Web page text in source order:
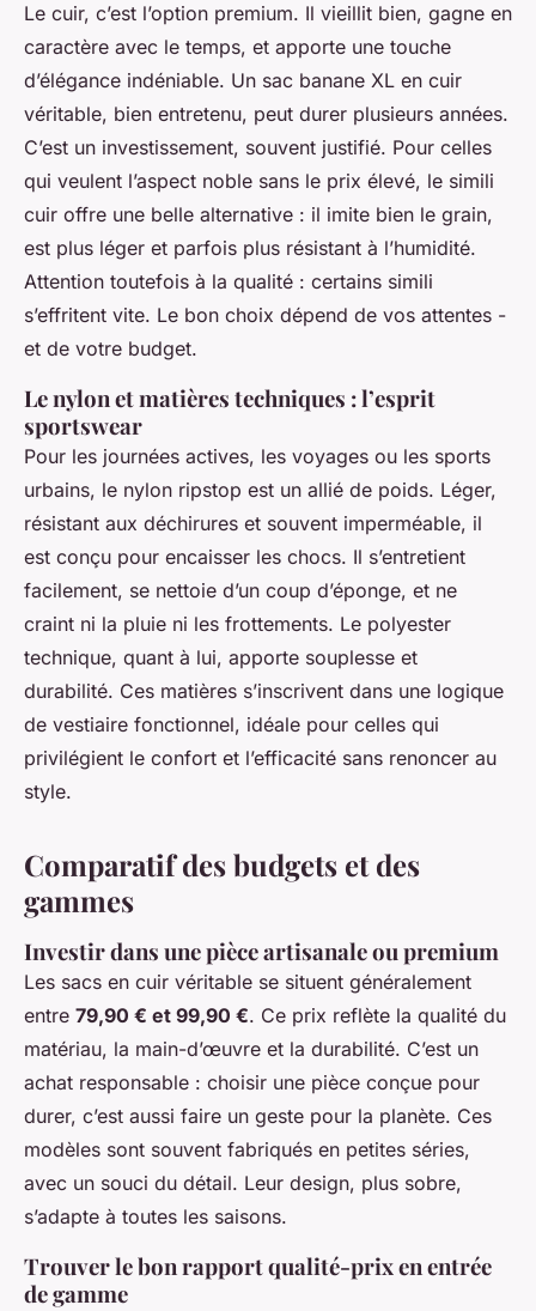
Le cuir, c’est l’option premium. Il vieillit bien, gagne en
caractère avec le temps, et apporte une touche
d’élégance indéniable. Un sac banane XL en cuir
véritable, bien entretenu, peut durer plusieurs années.
C’est un investissement, souvent justifié. Pour celles
qui veulent l’aspect noble sans le prix élevé, le simili
cuir offre une belle alternative : il imite bien le grain,
est plus léger et parfois plus résistant à l’humidité.
Attention toutefois à la qualité : certains simili
s’effritent vite. Le bon choix dépend de vos attentes -
et de votre budget.
Le nylon et matières techniques : l’esprit
sportswear
Pour les journées actives, les voyages ou les sports
urbains, le nylon ripstop est un allié de poids. Léger,
résistant aux déchirures et souvent imperméable, il
est conçu pour encaisser les chocs. Il s’entretient
facilement, se nettoie d’un coup d’éponge, et ne
craint ni la pluie ni les frottements. Le polyester
technique, quant à lui, apporte souplesse et
durabilité. Ces matières s’inscrivent dans une logique
de vestiaire fonctionnel, idéale pour celles qui
privilégient le confort et l’efficacité sans renoncer au
style.
Comparatif des budgets et des
gammes
Investir dans une pièce artisanale ou premium
Les sacs en cuir véritable se situent généralement
entre 79,90 € et 99,90 €. Ce prix reflète la qualité du
matériau, la main-d’œuvre et la durabilité. C’est un
achat responsable : choisir une pièce conçue pour
durer, c’est aussi faire un geste pour la planète. Ces
modèles sont souvent fabriqués en petites séries,
avec un souci du détail. Leur design, plus sobre,
s’adapte à toutes les saisons.
Trouver le bon rapport qualité-prix en entrée
de gamme